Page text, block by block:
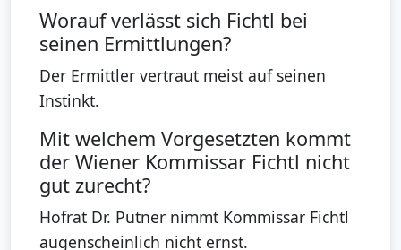
Worauf verlässt sich Fichtl bei
seinen Ermittlungen?
Der Ermittler vertraut meist auf seinen
Instinkt.
Mit welchem Vorgesetzten kommt
der Wiener Kommissar Fichtl nicht
gut zurecht?
Hofrat Dr. Putner nimmt Kommissar Fichtl
augenscheinlich nicht ernst.